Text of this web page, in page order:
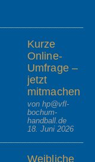
Kurze
Online-
Umfrage –
jetzt
mitmachen
von hp@vfl-
bochum-
handball.de
18. Juni 2026
Weibliche